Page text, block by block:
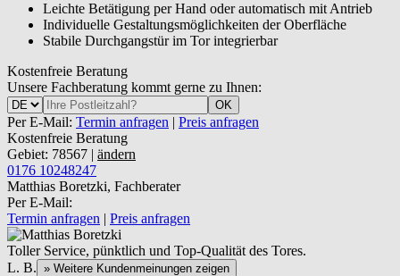
Leichte Betätigung per Hand oder automatisch mit Antrieb
Individuelle Gestaltungsmöglichkeiten der Oberfläche
Stabile Durchgangstür im Tor integrierbar
Kostenfreie Beratung
Unsere Fachberatung kommt gerne zu Ihnen:
OK
Per E-Mail: Termin anfragen | Preis anfragen
Kostenfreie Beratung
Gebiet: 78567 | ändern
0176 10248247
Matthias Boretzki, Fachberater
Per E-Mail:
Termin anfragen | Preis anfragen
Toller Service, pünktlich und Top-Qualität des Tores.
L. B. » Weitere Kundenmeinungen zeigen